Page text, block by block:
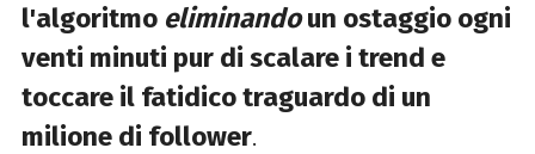
l'algoritmo eliminandoun ostaggio ogni
venti minuti pur di scalare i trend e
toccare il fatidico traguardo di un
milione di follower.